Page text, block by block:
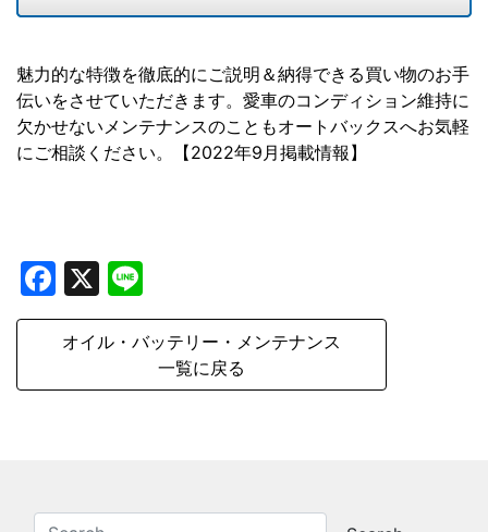
魅力的な特徴を徹底的にご説明＆納得できる買い物のお手
伝いをさせていただきます。愛車のコンディション維持に
欠かせないメンテナンスのこともオートバックスへお気軽
にご相談ください。【2022年9月掲載情報】
Facebook
X
オイル・バッテリー・メンテナンス
一覧に戻る